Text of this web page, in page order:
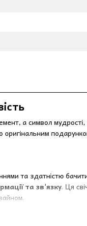
а символ мудрості,
та здатністю
та зв'язку. Ця